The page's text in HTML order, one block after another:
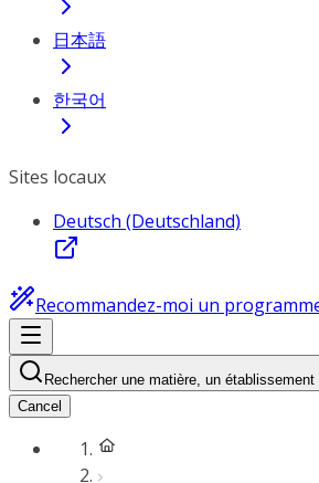
日本語
한국어
Sites locaux
Deutsch (Deutschland)
Recommandez-moi un
Rechercher une matière, un établissement
Cancel